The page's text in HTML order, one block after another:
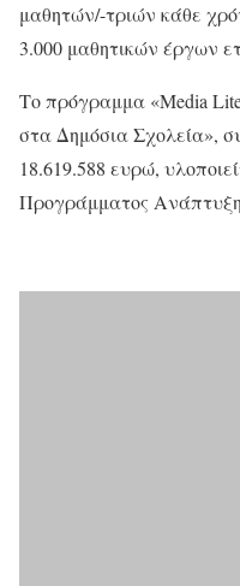
μαθητών/-τριών κάθε
3.000 μαθητικών έργων
Το πρόγραμμα «Media
στα Δημόσια Σχολεία»,
18.619.588 ευρώ,
Προγράμματος